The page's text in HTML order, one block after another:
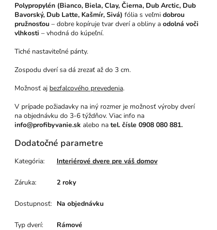
Polypropylén (Bianco, Biela, Clay, Čierna, Dub Arctic, Dub
Bavorský, Dub Latte, Kašmír, Sivá) fólia s veľmi dobrou
pružnosťou – dobre kopíruje tvar dverí a obliny a odolná voči
vlhkosti – vhodná do kúpeľní.
Tiché nastaviteľné pánty.
Zospodu dverí sa dá zrezať až do 3 cm.
Možnosť aj bezfalcového prevedenia.
V prípade požiadavky na iný rozmer je možnosť výroby dverí
na objednávku do 3-6 týždňov. Viac info na
info@profibyvanie.sk alebo na tel. čísle 0908 080 881.
Dodatočné parametre
Kategória: Interiérové dvere pre váš domov
Záruka: 2 roky
Dostupnosť: Na objednávku
Typ dverí: Rámové